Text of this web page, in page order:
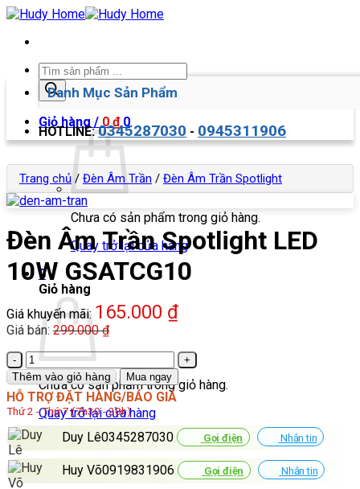
Bỏ
Tìm
kiếm
sản
phẩm
Giỏ hàng /0₫ 0
Chưa có sản phẩm trong giỏ hàng.
Quay trở lại cửa hàng
0
Giỏ hàng
Chưa có sản phẩm trong giỏ hàng.
Quay trở lại cửa hàng
Danh Mục Sản Phẩm
HOTLINE:0345287030 - 0945311906
Trang chủ / Đèn Âm Trần / Đèn Âm Trần Spotlight
Đèn Âm Trần Spotlight LED
10W GSATCG10
Giá khuyến mãi: 165.000 ₫
Giá bán: 299.000₫
Đèn
Âm
Trần
Spotlight
LED
10W
GSATCG10
số
lượng
Thêm vào giỏ hàng Mua ngay
HỖ TRỢ ĐẶT HÀNG/BÁO GIÁ
Thứ 2 - Thứ 7 (7h30 - 20h)
Duy Lê0345287030 Gọi điện Nhắn tin
Huy Võ0919831906 Gọi điện Nhắn tin